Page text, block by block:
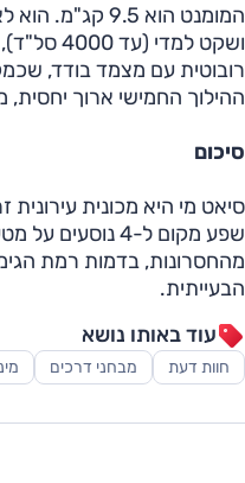
המומנט הוא 9.5
ושקט
רובוטית עם מצמד בודד,
ההילוך החמישי ארוך
סיכום
סיאט מי היא מכונית עירונית
שפע מקום ל-4
מהחסרונות, בדמות רמת
הבעייתית.
עוד באותו נושא
חוות דעת מבחני דרכים